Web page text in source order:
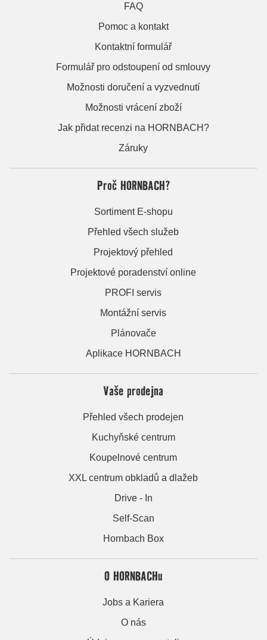
FAQ
Pomoc a kontakt
Kontaktní formulář
Formulář pro odstoupení od smlouvy
Možnosti doručení a vyzvednutí
Možnosti vrácení zboží
Jak přidat recenzi na HORNBACH?
Záruky
Proč HORNBACH?
Sortiment E-shopu
Přehled všech služeb
Projektový přehled
Projektové poradenství online
PROFI servis
Montážní servis
Plánovače
Aplikace HORNBACH
Vaše prodejna
Přehled všech prodejen
Kuchyňské centrum
Koupelnové centrum
XXL centrum obkladů a dlažeb
Drive - In
Self-Scan
Hornbach Box
O HORNBACHu
Jobs a Kariera
O nás